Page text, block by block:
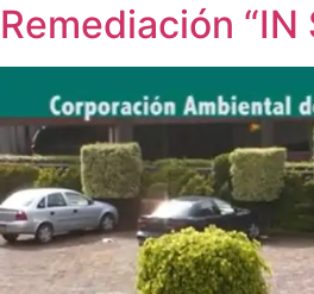
Remediación